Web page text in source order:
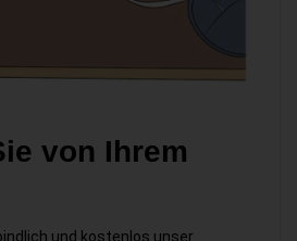
von Ihrem
und kostenlos unser